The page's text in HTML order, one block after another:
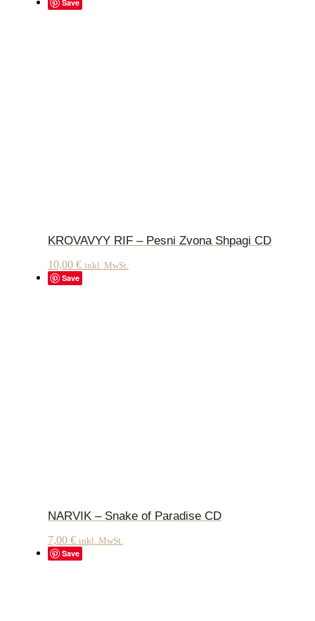
Save
KROVAVYY RIF – Pesni Zvona Shpagi CD
10,00 € inkl. MwSt.
Save
NARVIK – Snake of Paradise CD
7,00 € inkl. MwSt.
Save